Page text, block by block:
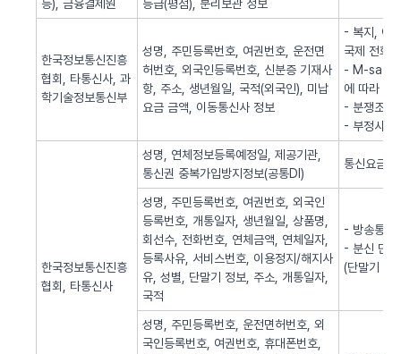
등), 금융결제원
등급(평점), 분리보관 정보
한국정보통신진흥
협회, 타통신사, 과
학기술정보통신부
성명, 주민등록번호, 여권번호, 운전면
허번호, 외국인등록번호, 신분증 기재사
항, 주소, 생년월일, 국적(외국인), 미납
요금 금액, 이동통신사 정보
- 복지, 이
국제 전화
- M-safer
에 따라
- 분쟁조정
- 부정사용
한국정보통신진흥
협회, 타통신사
성명, 연체정보등록예정일, 제공기관,
통신권 중복가입방지정보(공통DI)
통신요금
성명, 주민등록번호, 여권번호, 외국인
등록번호, 개통일자, 생년월일, 상품명,
회선수, 전화번호, 연체금액, 연체일자,
등록사유, 서비스번호, 이용정지/해지사
유, 성별, 단말기 정보, 주소, 개통일자,
국적
- 방송통신
- 분신 단
(단말기 분
성명, 주민등록번호, 운전면허번호, 외
국인등록번호, 여권번호, 휴대폰번호,